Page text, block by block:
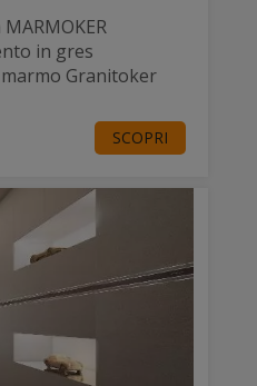
in gres
Granitoker
SCOPRI